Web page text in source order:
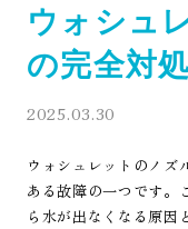
ウォシュ
の完全対
2025.03.30
ウォシュレットのノズ
ある故障の一つです。
ら水が出なくなる原因